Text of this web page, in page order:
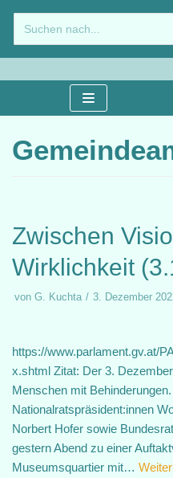
Zum
Inhalt
springen
Zwischen
Wirklichkeit
von G. Kuchta 3. Dezember
https://www.parlament.gv.at/
x.shtml Zitat: Der 3.
Menschen mit
Nationalratspräsident:innen
Norbert Hofer sowie
gestern Abend zu einer
Museumsquartier mit…